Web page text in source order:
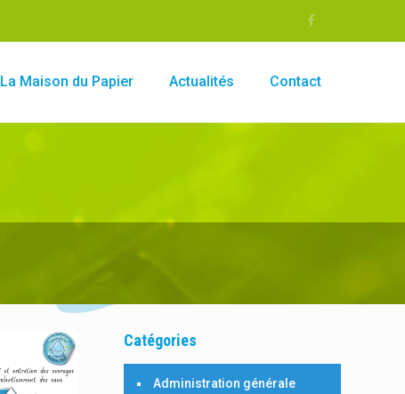
La Maison du Papier Actualités Contact
Catégories
Administration générale